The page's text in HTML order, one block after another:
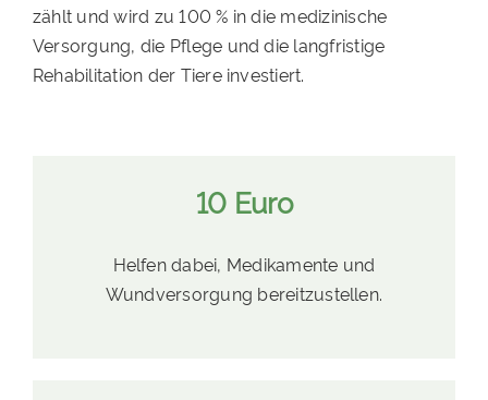
zählt und wird zu 100 % in die medizinische
Versorgung, die Pflege und die langfristige
Rehabilitation der Tiere investiert.
10 Euro
Helfen dabei, Medikamente und
Wundversorgung bereitzustellen.